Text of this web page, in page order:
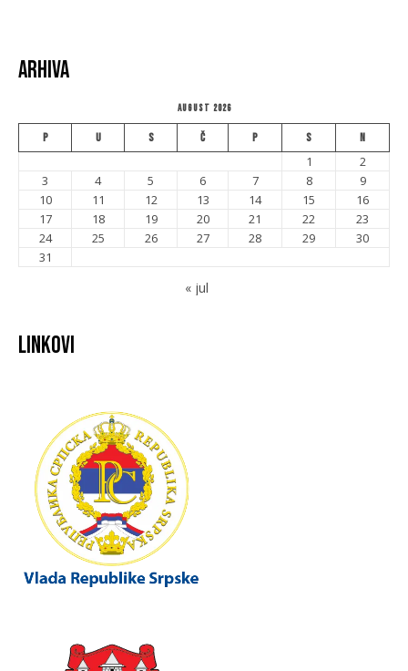
Arhiva
August 2026
P U S Č P S N
1
2
3
4 5 6 7 8
9
10
11 12 13 14 15
16
17
18 19 20 21 22
23
24
25 26 27 28 29
30
31
« jul
Linkovi